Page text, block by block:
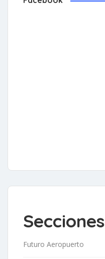
Secciones
Futuro Aeropuerto